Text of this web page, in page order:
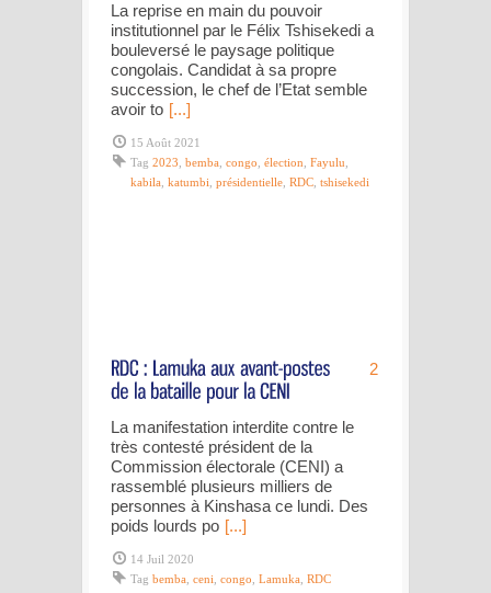
La reprise en main du pouvoir
institutionnel par le Félix Tshisekedi a
bouleversé le paysage politique
congolais. Candidat à sa propre
succession, le chef de l’Etat semble
avoir to [...]
15 Août 2021
Tag 2023 bemba congo élection Fayulu
kabila katumbi présidentielle RDC tshisekedi
2
La manifestation interdite contre le
très contesté président de la
Commission électorale (CENI) a
rassemblé plusieurs milliers de
personnes à Kinshasa ce lundi. Des
poids lourds po [...]
14 Juil 2020
Tag bemba ceni congo Lamuka RDC